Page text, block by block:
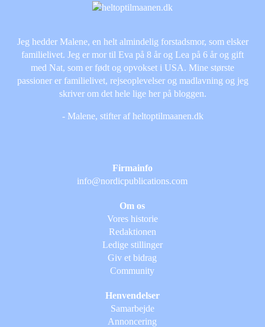
Jeg hedder Malene, en helt almindelig forstadsmor, som elsker
familielivet. Jeg er mor til Eva på 8 år og Lea på 6 år og gift
med Nat, som er født og opvokset i USA. Mine største
passioner er familielivet, rejseoplevelser og madlavning og jeg
skriver om det hele lige her på bloggen.
- Malene, stifter af heltoptilmaanen.dk
Firmainfo
info@nordicpublications.com
Om os
Vores historie
Redaktionen
Ledige stillinger
Giv et bidrag
Community
Henvendelser
Samarbejde
Annoncering